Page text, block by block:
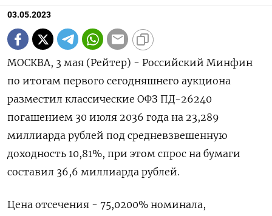
03.05.2023
МОСКВА, 3 мая (Рейтер) - Российский Минфин
по итогам первого сегодняшнего аукциона
разместил классические ОФЗ ПД-26240
погашением 30 июля 2036 года на 23,289
миллиарда рублей под средневзвешенную
доходность 10,81%, при этом спрос на бумаги
составил 36,6 миллиарда рублей.
Цена отсечения - 75,0200% номинала,